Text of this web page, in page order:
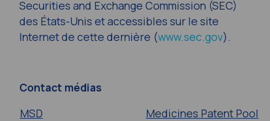
Securities and Exchange Commission (SEC)
des États-Unis et accessibles sur le site
Internet de cette dernière (www.sec.gov).
Contact médias
MSD
Medicines Patent Pool